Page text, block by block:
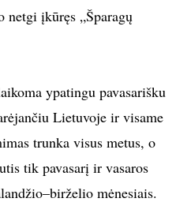
netgi įkūręs „Šparagų
ypatingu pavasarišku
Lietuvoje ir visame
trunka visus metus, o
tik pavasarį ir vasaros
mėnesiais.